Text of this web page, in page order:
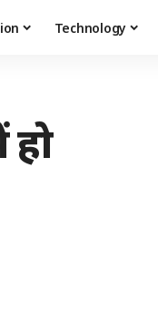
Technology
हो